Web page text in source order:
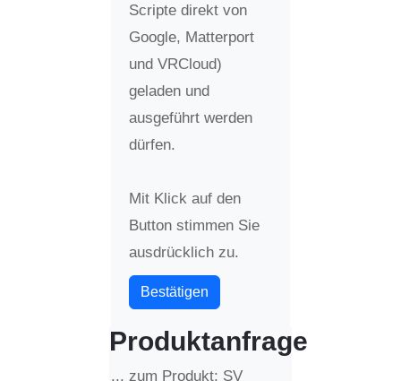
Scripte direkt von
Google, Matterport
und VRCloud)
geladen und
ausgeführt werden
dürfen.
Mit Klick auf den
Button stimmen Sie
ausdrücklich zu.
Bestätigen
Produktanfrage
... zum Produkt: SV